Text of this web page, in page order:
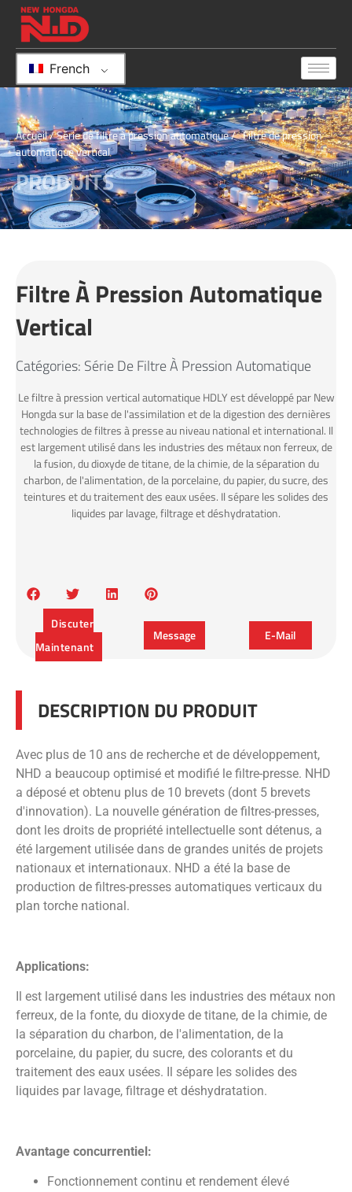
French
Accueil/Série de filtre à pression automatique/ Filtre de pression
automatique vertical
PRODUITS
Filtre À Pression Automatique
Vertical
Catégories: Série De Filtre À Pression Automatique
Le filtre à pression vertical automatique HDLY est développé par New
Hongda sur la base de l'assimilation et de la digestion des dernières
technologies de filtres à presse au niveau national et international. Il
est largement utilisé dans les industries des métaux non ferreux, de
la fusion, du dioxyde de titane, de la chimie, de la séparation du
charbon, de l'alimentation, de la porcelaine, du papier, du sucre, des
teintures et du traitement des eaux usées. Il sépare les solides des
liquides par lavage, filtrage et déshydratation.
Discuter
Maintenant
Message E-Mail
DESCRIPTION DU PRODUIT
Avec plus de 10 ans de recherche et de développement,
NHD a beaucoup optimisé et modifié le filtre-presse. NHD
a déposé et obtenu plus de 10 brevets (dont 5 brevets
d'innovation). La nouvelle génération de filtres-presses,
dont les droits de propriété intellectuelle sont détenus, a
été largement utilisée dans de grandes unités de projets
nationaux et internationaux. NHD a été la base de
production de filtres-presses automatiques verticaux du
plan torche national.
Applications:
Il est largement utilisé dans les industries des métaux non
ferreux, de la fonte, du dioxyde de titane, de la chimie, de
la séparation du charbon, de l'alimentation, de la
porcelaine, du papier, du sucre, des colorants et du
traitement des eaux usées. Il sépare les solides des
liquides par lavage, filtrage et déshydratation.
Avantage concurrentiel:
Fonctionnement continu et rendement élevé